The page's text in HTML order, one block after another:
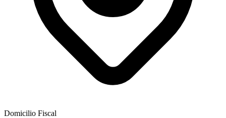
Domicilio Fiscal